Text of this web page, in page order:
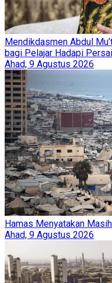
Mendikdasmen Abdul
bagi Pelajar Hadapi
Ahad, 9 Agustus 2026
Hamas Menyatakan
Ahad, 9 Agustus 2026